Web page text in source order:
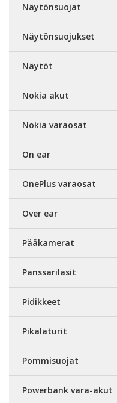
Näytönsuojat
Näytönsuojukset
Näytöt
Nokia akut
Nokia varaosat
On ear
OnePlus varaosat
Over ear
Pääkamerat
Panssarilasit
Pidikkeet
Pikalaturit
Pommisuojat
Powerbank vara-akut